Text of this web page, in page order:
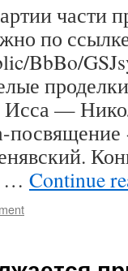
части
по
BbBo/
—
… Continue